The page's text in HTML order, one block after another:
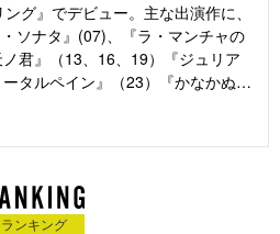
グ』でデビュー。主な出演作に、
ソナタ』(07)、『ラ・マンチャの
君』（13、16、19）『ジュリア
タルペイン』（23）『かなかぬ
ど。
ランキング